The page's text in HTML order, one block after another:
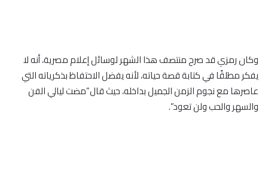
وكان رمزي قد صرح منتصف هذا الشهر لوسائل إعلام مصرية، أنه لا
يفكر مطلقًا في كتابة قصة حياته، لأنه يفضل الاحتفاظ بذكرياته التي
عاصرها مع نجوم الزمن الجميل بداخله، حيث قال”مضت ليالي الفن
والسهر والحب ولن تعود”.